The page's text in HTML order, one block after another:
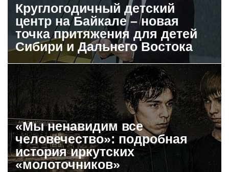
Круглогодичный детский
центр на Байкале – новая
точка притяжения для детей
Сибири и Дальнего Востока
«Мы ненавидим все
человечество»: подробная
история иркутских
«молоточников»